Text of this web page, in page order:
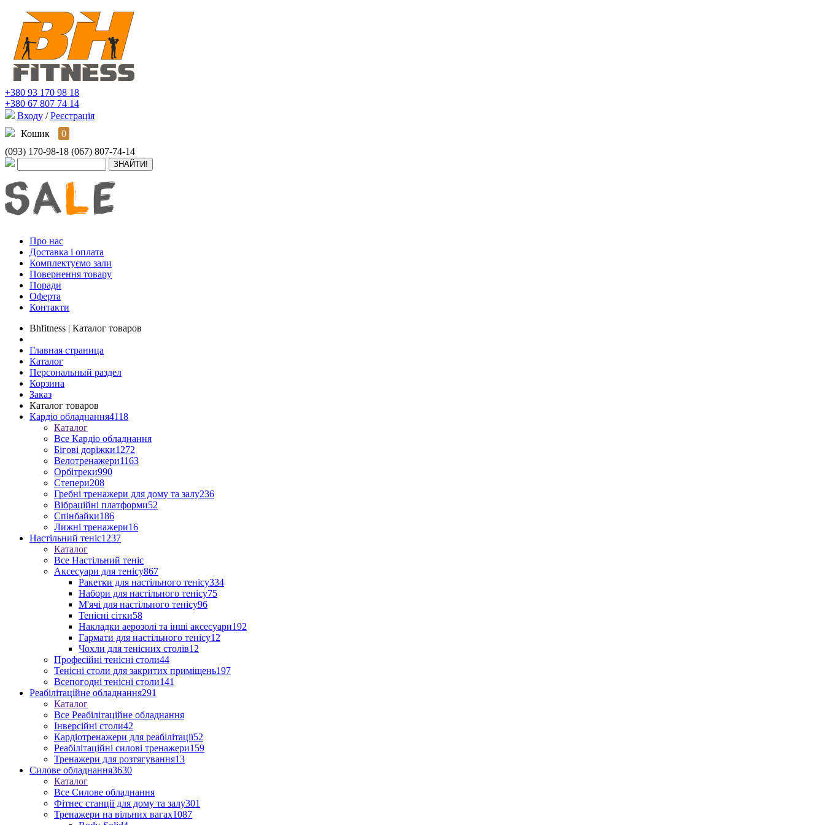
+380 93 170 98 18
+380 67 807 74 14
Входу / Реєстрація
Кошик
0
(093) 170-98-18 (067) 807-74-14
Про нас
Доставка і оплата
Комплектуємо зали
Повернення товару
Поради
Оферта
Контакти
Bhfitness | Каталог товаров
Главная страница
Каталог
Персональный раздел
Корзина
Заказ
Каталог товаров
Кардіо обладнання4118
Каталог
Все Кардіо обладнання
Бігові доріжки1272
Велотренажери1163
Орбітреки990
Степери208
Гребні тренажери для дому та залу236
Вібраційні платформи52
Спінбайки186
Лижні тренажери16
Настільний теніс1237
Каталог
Все Настільний теніс
Аксесуари для тенісу867
Ракетки для настільного тенісу334
Набори для настільного тенісу75
М'ячі для настільного тенісу96
Тенісні сітки58
Накладки аерозолі та інші аксесуари192
Гармати для настільного тенісу12
Чохли для тенісних столів12
Професійні тенісні столи44
Тенісні столи для закритих приміщень197
Всепогодні тенісні столи141
Реабілітаційне обладнання291
Каталог
Все Реабілітаційне обладнання
Інверсійні столи42
Кардіотренажери для реабілітації52
Реабілітаційні силові тренажери159
Тренажери для розтягування13
Силове обладнання3630
Каталог
Все Силове обладнання
Фітнес станції для дому та залу301
Тренажери на вільних вагах1087